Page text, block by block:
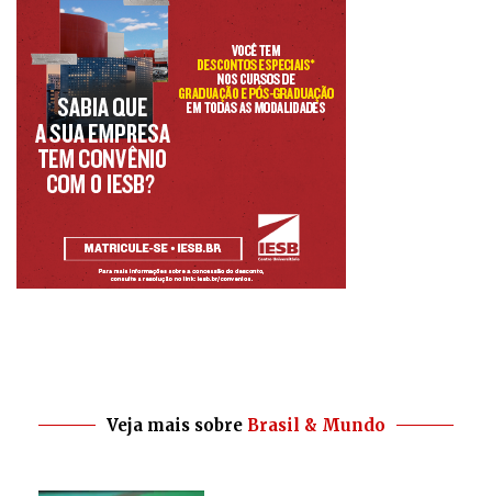
Veja mais sobre Brasil & Mundo